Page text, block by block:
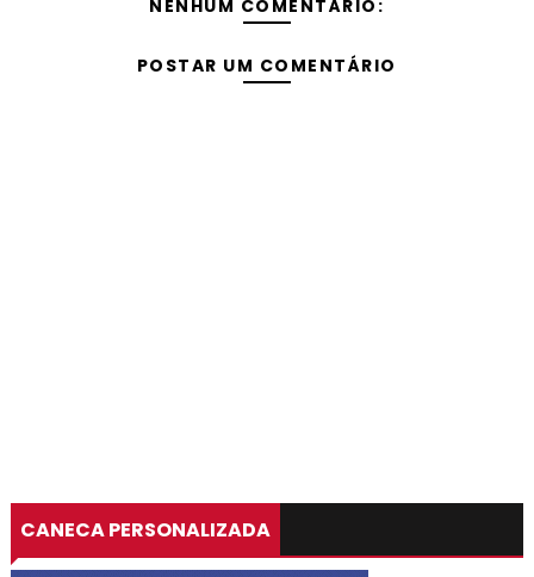
NENHUM COMENTÁRIO:
POSTAR UM COMENTÁRIO
CANECA PERSONALIZADA